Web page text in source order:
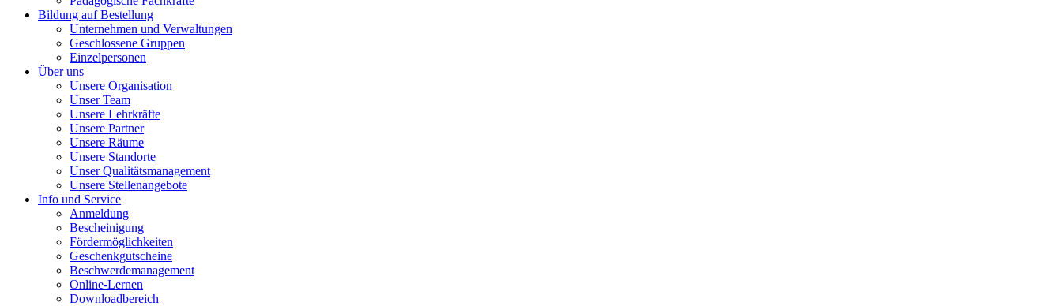
Bildung auf Bestellung
Unternehmen und Verwaltungen
Geschlossene Gruppen
Einzelpersonen
Über uns
Unsere Organisation
Unser Team
Unsere Lehrkräfte
Unsere Partner
Unsere Räume
Unsere Standorte
Unser Qualitätsmanagement
Unsere Stellenangebote
Info und Service
Anmeldung
Bescheinigung
Fördermöglichkeiten
Geschenkgutscheine
Beschwerdemanagement
Online-Lernen
Downloadbereich